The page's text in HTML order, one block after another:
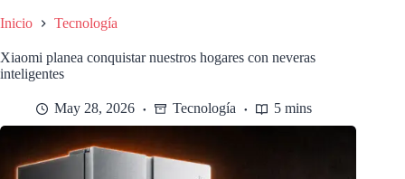
Inicio Tecnología
Xiaomi planea conquistar nuestros hogares con neveras
inteligentes
May 28, 2026 Tecnología 5 mins